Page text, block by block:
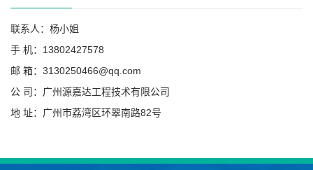
联系人：杨小姐
手 机：13802427578
邮 箱：3130250466@qq.com
公 司：广州源嘉达工程技术有限公司
地 址：广州市荔湾区环翠南路82号